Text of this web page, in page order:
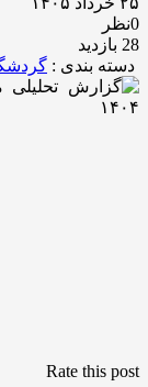
0نظر
28 بازدید
دسته بندی :
Rate this post